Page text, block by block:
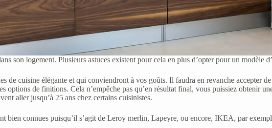
son logement. Plusieurs astuces existent pour cela en plus d’opter pour un modèle
de cuisine élégante et qui conviendront à vos goûts. Il faudra en revanche accepter
options de finitions. Cela n’empêche pas qu’en résultat final, vous puissiez obtenir
aller jusqu’à 25 ans chez certains cuisinistes.
bien connues puisqu’il s’agit de Leroy merlin, Lapeyre, ou encore, IKEA, par